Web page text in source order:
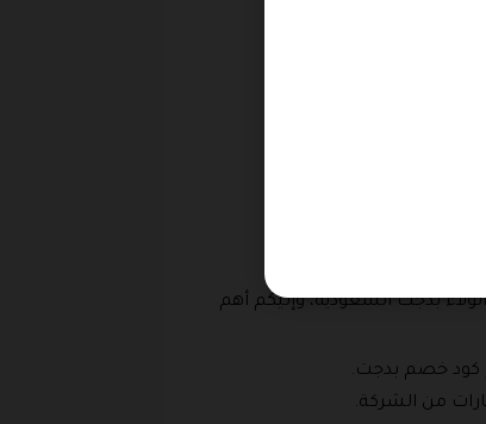
بدجت السعودية، وإليكم أهم
كود خصم بدجت.
من الشركة.